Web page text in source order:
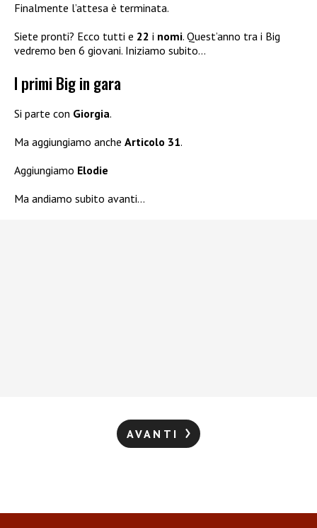
Finalmente l’attesa è terminata.
Siete pronti? Ecco tutti e 22 i nomi. Quest’anno tra i Big
vedremo ben 6 giovani. Iniziamo subito…
I primi Big in gara
Si parte con Giorgia.
Ma aggiungiamo anche Articolo 31.
Aggiungiamo Elodie
Ma andiamo subito avanti…
AVANTI